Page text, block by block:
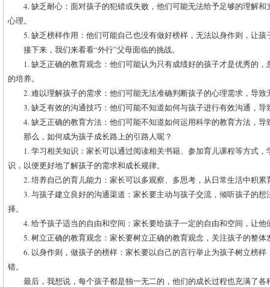
4. 缺乏耐心：面对孩子的犯错或失败，他们可能无法给予足够的理解
心理。
5. 缺乏榜样作用：他们可能自己也没有做好榜样，无法以身作则，让孩
接下来，我们来看看“外行”父母面临的挑战。
1. 缺乏正确的教育观念：他们可能认为只有成绩好的孩子才是优秀的
的培养。
2. 难以理解孩子的需求：他们可能无法准确判断孩子的心理需求，导
3. 缺乏有效的沟通技巧：他们可能不知道如何与孩子进行有效沟通，
4. 缺乏正确的教育方法：他们可能不知道如何运用科学的教育方法，导
那么，如何成为孩子成长路上的引路人呢？
1. 学习相关知识：家长可以通过阅读相关书籍、参加育儿课程等方式
识，以便更好地了解孩子的需求和成长规律。
2. 培养自己的育儿能力：家长可以多观察、多思考，从日常生活中积
3. 与孩子建立良好的沟通渠道：家长要主动与孩子交流，倾听孩子的
择。
4. 给予孩子适当的自由和空间：家长要给孩子一定的自由和空间，让
5. 树立正确的教育观念：家长要树立正确的教育观念，关注孩子的整
6. 以身作则，做孩子的榜样：家长要以自己的言行举止为孩子树立榜
错。
最后，我想说，每个孩子都是独一无二的，他们的成长过程也充满了